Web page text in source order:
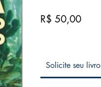
R$ 50,00Preço
Solicite seu livro